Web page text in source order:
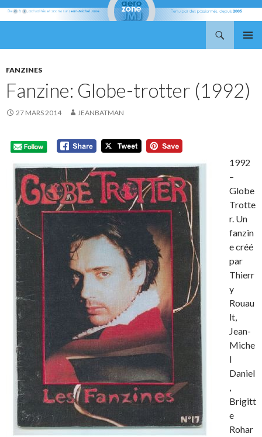
CONTENU
FANZINES
Fanzine: Globe-trotter (1992)
27 MARS 2014 JEANBATMAN
1992
–
Globe
Trotte
r. Un
fanzin
e créé
par
Thierr
y
Rouau
lt,
Jean-
Miche
l
Daniel
,
Brigitt
e
Rohar